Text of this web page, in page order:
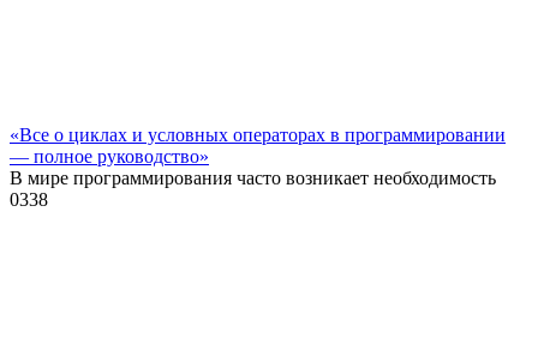
«Все о циклах и условных операторах в программировании
— полное руководство»
В мире программирования часто возникает необходимость
0338